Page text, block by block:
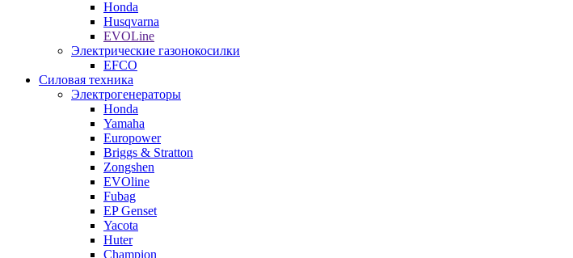
Honda
Husqvarna
EVOLine
Электрические газонокосилки
EFCO
Силовая техника
Электрогенераторы
Honda
Yamaha
Europower
Briggs & Stratton
Zongshen
EVOline
Fubag
EP Genset
Yacota
Huter
Champion